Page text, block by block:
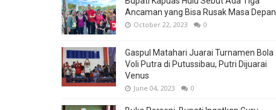
Ancaman yang Bisa Rusak Masa Depan
October 22, 2023 0
Gaspul Matahari Juarai Turnamen Bola
Voli Putra di Putussibau, Putri Dijuarai
Venus
June 04, 2023 0